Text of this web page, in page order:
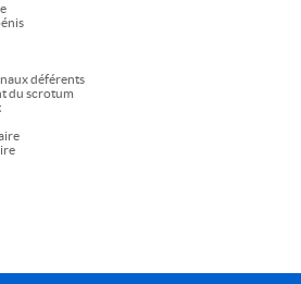
déférents
du scrotum